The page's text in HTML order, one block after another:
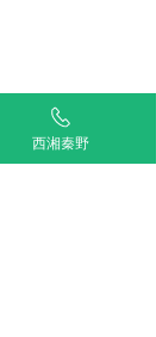
西湘秦野